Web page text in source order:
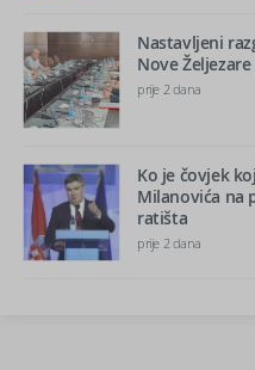
Nastavljeni
Nove
prije 2 dana
Ko je čovjek
Milanovića na
ratišta
prije 2 dana